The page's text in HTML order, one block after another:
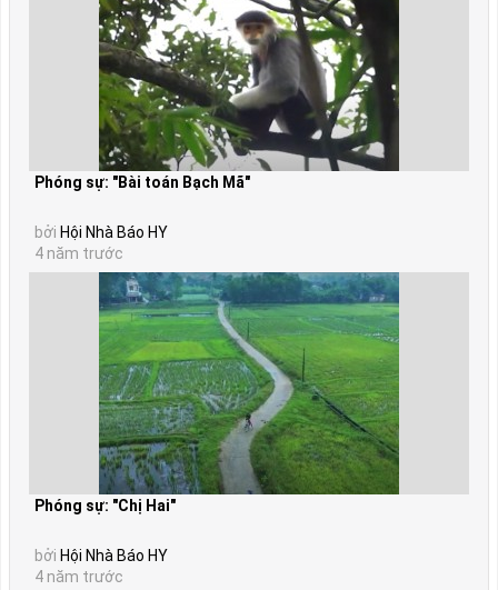
Phóng sự: "Bài toán Bạch Mã"
bởi Hội Nhà Báo HY
4 năm trước
Phóng sự: "Chị Hai"
bởi Hội Nhà Báo HY
4 năm trước